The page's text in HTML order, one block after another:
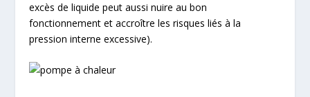
excès de liquide peut aussi nuire au bon
fonctionnement et accroître les risques liés à la
pression interne excessive).